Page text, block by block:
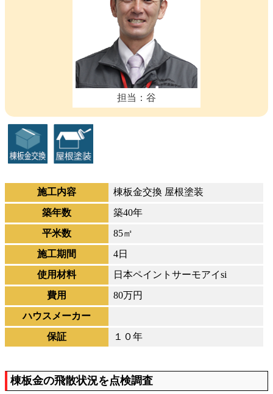
担当：谷
施工内容
棟板金交換 屋根塗装
築年数
築40年
平米数
85㎡
施工期間
4日
使用材料
日本ペイントサーモアイsi
費用
80万円
ハウスメーカー
保証
１０年
棟板金の飛散状況を点検調査